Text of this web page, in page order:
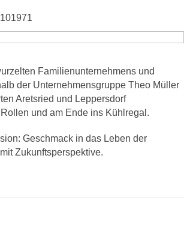
101971
Familienunternehmens und
der Unternehmensgruppe Theo Müller
Aretsried und Leppersdorf
und am Ende ins Kühlregal.
Geschmack in das Leben der
Zukunftsperspektive.